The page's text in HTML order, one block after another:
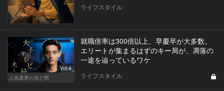
ライフスタイル
Vol.4
人気業界の光と闇
就職倍率は300倍以上、早慶卒が大多数。
エリートが集まるはずのキー局が、凋落の
一途を辿っているワケ
ライフスタイル